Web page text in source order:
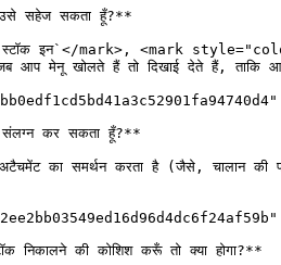
उसे सहेज सकता हूँ?**
इन`</mark>, <mark
आप मेनू खोलते हैं तो दिखाई देते हैं, ताकि
संलग्न कर सकता हूँ?**
का समर्थन करता है (जैसे, चालान की
निकालने की कोशिश करूँ तो क्या होगा?**